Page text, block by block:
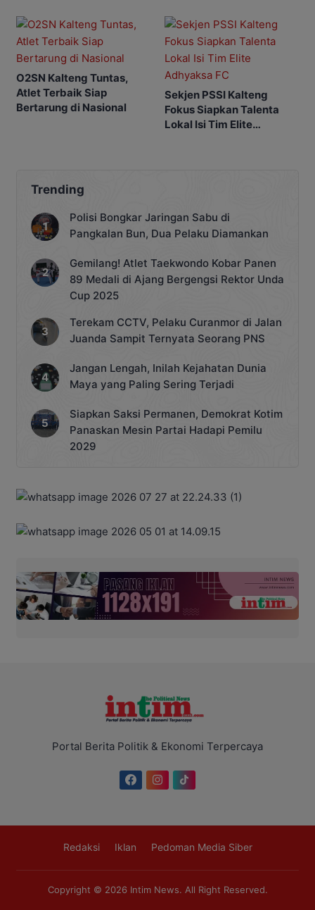
O2SN Kalteng Tuntas,
Atlet Terbaik Siap
Bertarung di Nasional
Sekjen PSSI Kalteng
Fokus Siapkan Talenta
Lokal Isi Tim Elite
Trending
Polisi Bongkar Jaringan Sabu di
Pangkalan Bun, Dua Pelaku Diamankan
Gemilang! Atlet Taekwondo Kobar Panen
89 Medali di Ajang Bergengsi Rektor Unda
Cup 2025
Terekam CCTV, Pelaku Curanmor di Jalan
Juanda Sampit Ternyata Seorang PNS
Jangan Lengah, Inilah Kejahatan Dunia
Maya yang Paling Sering Terjadi
Siapkan Saksi Permanen, Demokrat Kotim
Panaskan Mesin Partai Hadapi Pemilu
2029
Portal Berita Politik & Ekonomi Terpercaya
Redaksi Iklan Pedoman Media Siber
Copyright © 2026 Intim News. All Right Reserved.